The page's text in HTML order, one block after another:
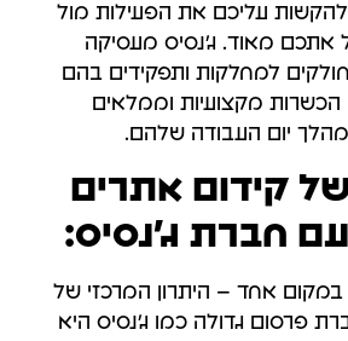
להקשות עליכם את הפעילות מול
אתכם מאוד. ג'נסיס מעסיקה
למחלקות ותפקידים בהם
מקצועיות וממלאים
יום העבודה שלהם.
קידום אתרים
חברת ג'נסיס:
אחד – היתרון המרכזי של
פרסום גדולה כמו ג'נסיס היא